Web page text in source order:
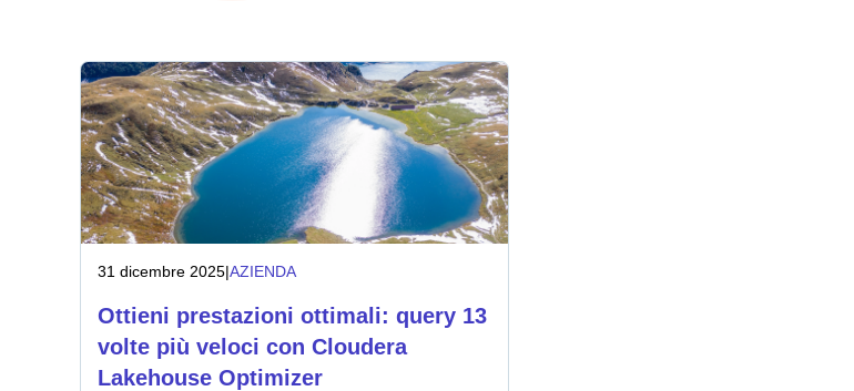
31 dicembre 2025|AZIENDA
Ottieni prestazioni ottimali: query 13
volte più veloci con Cloudera
Lakehouse Optimizer